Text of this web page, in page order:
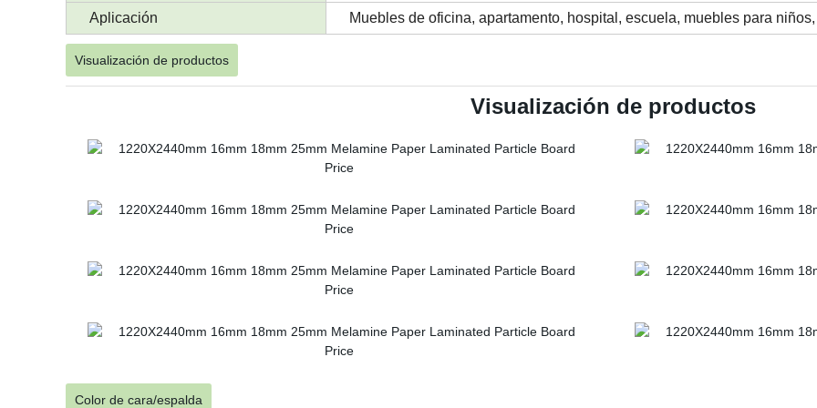
Aplicación Muebles de oficina, apartamento, hospital, escuela, muebles para
Visualización de productos
Visualización de productos
Color de cara/espalda